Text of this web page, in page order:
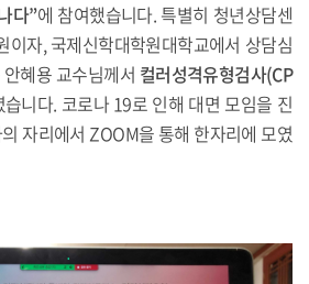
다”에 참여했습니다. 특별히 청년상담센
이자, 국제신학대학원대학교에서 상담심
혜용 교수님께서 컬러성격유형검사(CP
니다. 코로나 19로 인해 대면 모임을 진
자리에서 ZOOM을 통해 한자리에 모였